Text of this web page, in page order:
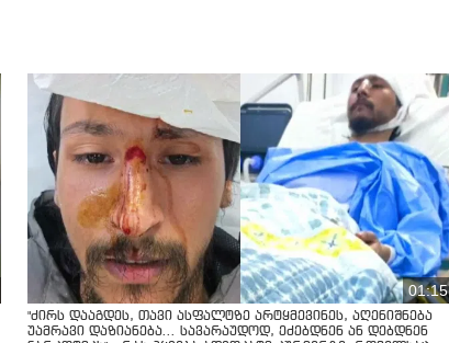
01:15
"ძირს დააგდეს, თავი ასფალტზე არტყმევინეს, აღენიშნება
უამრავი დაზიანება... სავარაუდოდ, ეძებდნენ ან დებდნენ